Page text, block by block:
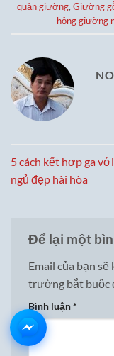
quản giường, Giường
hỏng giường
5 cách kết hợp ga
ngủ đẹp hài hòa
Để lại một
Email của bạn
trường bắt buộc
Bình luận*